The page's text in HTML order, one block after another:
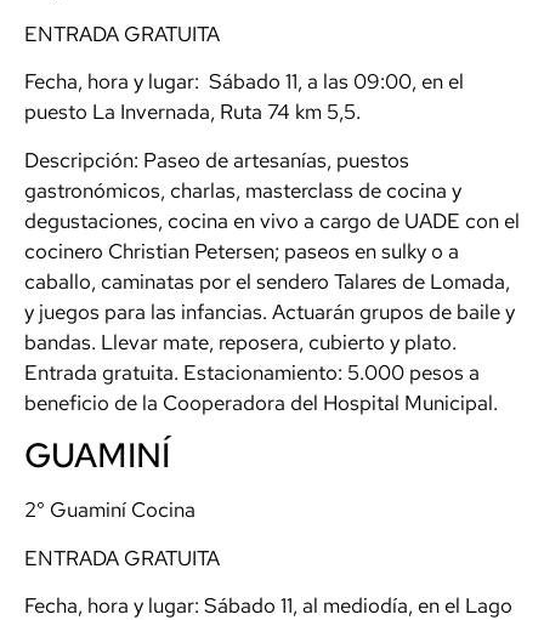
ENTRADA GRATUITA
Fecha, hora y lugar: Sábado 11, a las 09:00, en el
puesto La Invernada, Ruta 74 km 5,5.
Descripción: Paseo de artesanías, puestos
gastronómicos, charlas, masterclass de cocina y
degustaciones, cocina en vivo a cargo de UADE con el
cocinero Christian Petersen; paseos en sulky o a
caballo, caminatas por el sendero Talares de Lomada,
y juegos para las infancias. Actuarán grupos de baile y
bandas. Llevar mate, reposera, cubierto y plato.
Entrada gratuita. Estacionamiento: 5.000 pesos a
beneficio de la Cooperadora del Hospital Municipal.
GUAMINÍ
2° Guaminí Cocina
ENTRADA GRATUITA
Fecha, hora y lugar: Sábado 11, al mediodía, en el Lago